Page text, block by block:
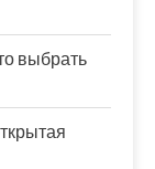
выбрать